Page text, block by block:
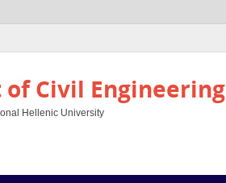
Civil Engineering
Hellenic University